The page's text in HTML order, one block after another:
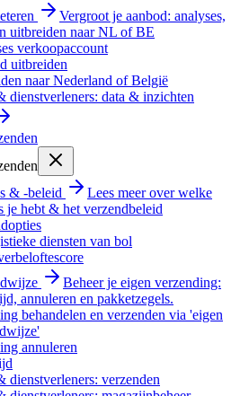
Vergroot je aanbod: analyses,
uitbreiden naar NL of BE
verkoopaccount
uitbreiden
naar Nederland of België
dienstverleners: data & inzichten
& -beleid
Lees meer over welke
je hebt & het verzendbeleid
diensten van bol
Beheer je eigen verzending:
annuleren en pakketzegels.
behandelen en verzenden via 'eigen
annuleren
dienstverleners: verzenden